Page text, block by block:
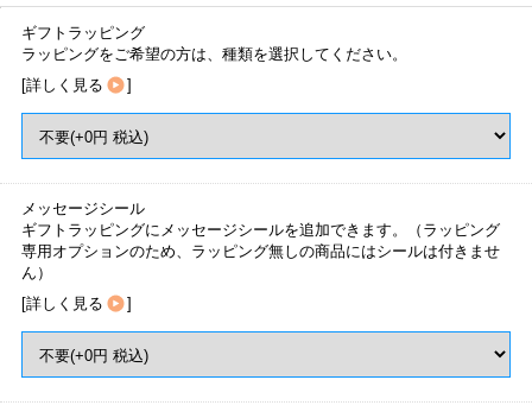
ギフトラッピング
ラッピングをご希望の方は、種類を選択してください。
[詳しく見る ]
メッセージシール
ギフトラッピングにメッセージシールを追加できます。（ラッピング
専用オプションのため、ラッピング無しの商品にはシールは付きませ
ん）
[詳しく見る ]